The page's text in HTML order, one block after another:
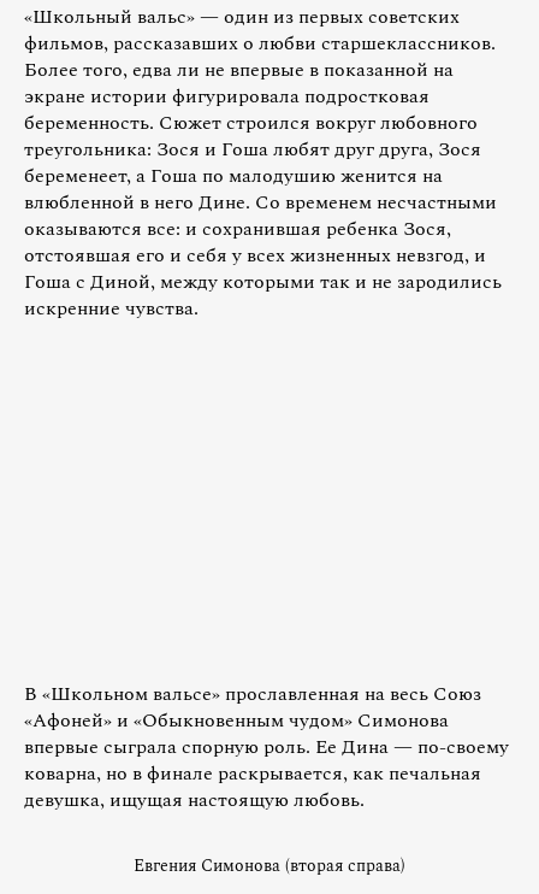
«Школьный вальс» — один из первых советских
фильмов, рассказавших о любви старшеклассников.
Более того, едва ли не впервые в показанной на
экране истории фигурировала подростковая
беременность. Сюжет строился вокруг любовного
треугольника: Зося и Гоша любят друг друга, Зося
беременеет, а Гоша по малодушию женится на
влюбленной в него Дине. Со временем несчастными
оказываются все: и сохранившая ребенка Зося,
отстоявшая его и себя у всех жизненных невзгод, и
Гоша с Диной, между которыми так и не зародились
искренние чувства.
В «Школьном вальсе» прославленная на весь Союз
«Афоней» и «Обыкновенным чудом» Симонова
впервые сыграла спорную роль. Ее Дина — по-своему
коварна, но в финале раскрывается, как печальная
девушка, ищущая настоящую любовь.
Евгения Симонова (вторая справа)